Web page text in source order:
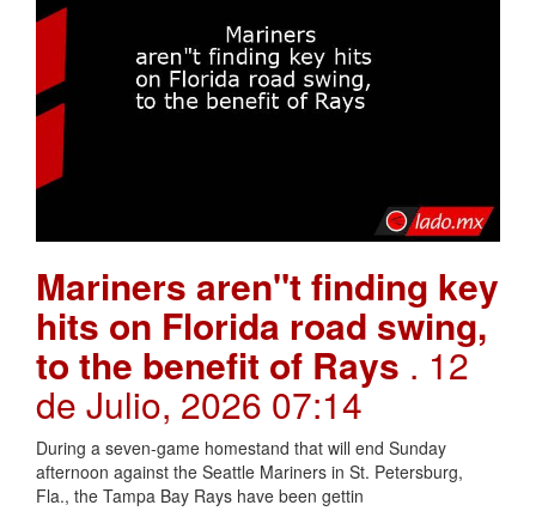
Mariners aren"t finding key
hits on Florida road swing,
to the benefit of Rays . 12
de Julio, 2026 07:14
During a seven-game homestand that will end Sunday
afternoon against the Seattle Mariners in St. Petersburg,
Fla., the Tampa Bay Rays have been gettin